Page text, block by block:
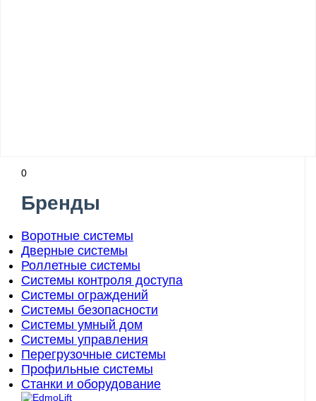
0
Бренды
Воротные системы
Дверные системы
Роллетные системы
Системы контроля доступа
Системы ограждений
Системы безопасности
Системы умный дом
Системы управления
Перегрузочные системы
Профильные системы
Станки и оборудование